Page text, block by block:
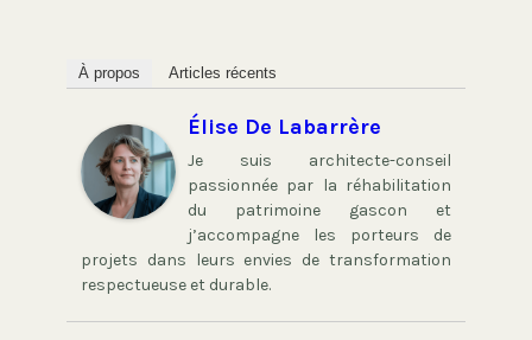
À propos Articles récents
Élise De Labarrère
Je suis architecte-conseil
passionnée par la réhabilitation
du patrimoine gascon et
j’accompagne les porteurs de
projets dans leurs envies de transformation
respectueuse et durable.